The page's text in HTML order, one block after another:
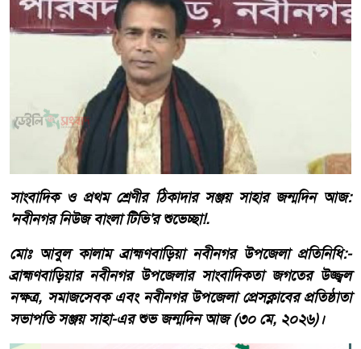
সাংবাদিক ও প্রথম শ্রেণীর ঠিকাদার সঞ্জয় সাহার জন্মদিন আজ:
'নবীনগর নিউজ বাংলা টিভি'র শুভেচ্ছা!.
মোঃ আবুল কালাম ব্রাহ্মণবাড়িয়া নবীনগর উপজেলা প্রতিনিধি:-
ব্রাহ্মণবাড়িয়ার নবীনগর উপজেলার সাংবাদিকতা জগতের উজ্জ্বল
নক্ষত্র, সমাজসেবক এবং নবীনগর উপজেলা প্রেসক্লাবের প্রতিষ্ঠাতা
সভাপতি সঞ্জয় সাহা-এর শুভ জন্মদিন আজ (৩০ মে, ২০২৬)।